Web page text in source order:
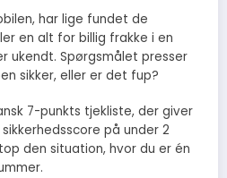
har lige fundet de
en alt for billig frakke i en
ukendt. Spørgsmålet presser
sikker, eller er det fup?
7-punkts tjekliste, der giver
på under 2
den situation, hvor du er én